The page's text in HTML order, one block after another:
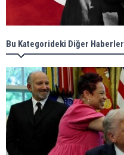
Bu Kategorideki Diğer Haberler